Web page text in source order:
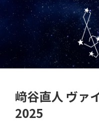
ン
テ
へ
﨑谷直人 ヴァ
2025